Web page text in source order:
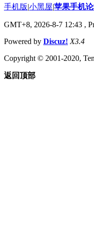
手机版|小黑屋|苹果手机
GMT+8, 2026-8-7 12:43 ,
Powered by Discuz! X3.4
Copyright © 2001-2020,
返回顶部